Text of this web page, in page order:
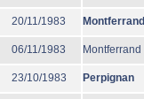
20/11/1983 Montferrand
06/11/1983 Montferrand
23/10/1983 Perpignan